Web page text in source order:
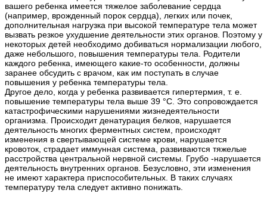
вашего ребенка имеется тяжелое заболевание сердца
(например, врожденный порок сердца), легких или почек,
дополнительная нагрузка при высокой температуре тела может
вызвать резкое ухудшение деятельности этих органов. Поэтому у
некоторых детей необходимо добиваться нормализации любого,
даже небольшого, повышения температуры тела. Родители
каждого ребенка, имеющего какие-то особенности, должны
заранее обсудить с врачом, как им поступать в случае
повышения у ребенка температуры тела.
Другое дело, когда у ребенка развивается гипертермия, т. е.
повышение температуры тела выше 39 °С. Это сопровождается
катастрофическими нарушениями жизнедеятельности
организма. Происходит денатурация белков, нарушается
деятельность многих ферментных систем, происходят
изменения в свертывающей системе крови, нарушается
кровоток, страдает иммунная система, развиваются тяжелые
расстройства центральной нервной системы. Грубо -нарушается
деятельность внутренних органов. Безусловно, эти изменения
не имеют характера приспособительных. В таких случаях
температуру тела следует активно понижать.